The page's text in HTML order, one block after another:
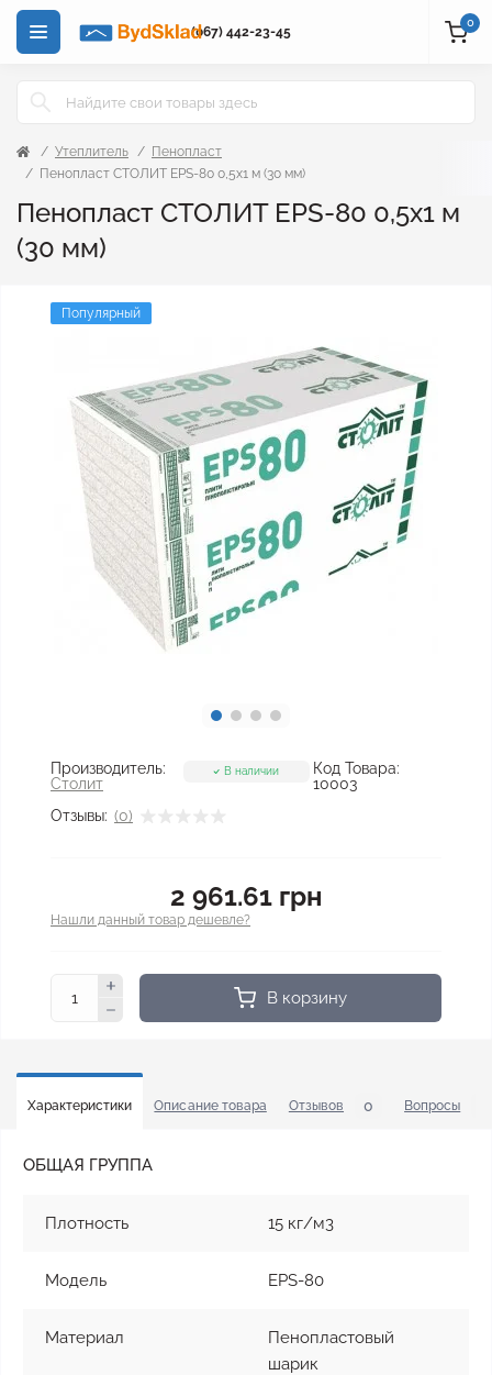
(067) 442-23-45
0
Утеплитель
Пенопласт
Пенопласт СТОЛИТ EPS-80 0,5х1 м (30 мм)
Пенопласт СТОЛИТ EPS-80 0,5х1 м
(30 мм)
Популярный
Производитель:
Столит
Код Товара:
10003
Отзывы: (0)
В наличии
2 961.61 грн
Нашли данный товар дешевле?
В корзину
Характеристики Описание товара Отзывов 0 Вопросы
ОБЩАЯ ГРУППА
Плотность 15 кг/м3
Модель EPS-80
Материал
Пенопластовый
шарик